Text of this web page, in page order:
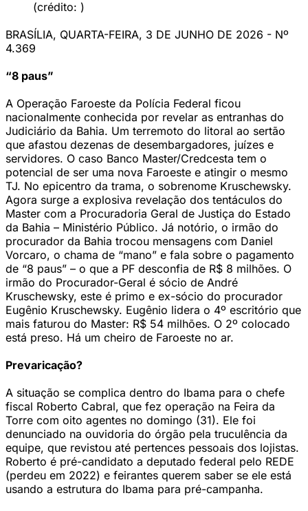
(crédito: )
BRASÍLIA, QUARTA-FEIRA, 3 DE JUNHO DE 2026 - Nº
4.369
“8 paus”
A Operação Faroeste da Polícia Federal ficou
nacionalmente conhecida por revelar as entranhas do
Judiciário da Bahia. Um terremoto do litoral ao sertão
que afastou dezenas de desembargadores, juízes e
servidores. O caso Banco Master/Credcesta tem o
potencial de ser uma nova Faroeste e atingir o mesmo
TJ. No epicentro da trama, o sobrenome Kruschewsky.
Agora surge a explosiva revelação dos tentáculos do
Master com a Procuradoria Geral de Justiça do Estado
da Bahia – Ministério Público. Já notório, o irmão do
procurador da Bahia trocou mensagens com Daniel
Vorcaro, o chama de “mano” e fala sobre o pagamento
de “8 paus” – o que a PF desconfia de R$ 8 milhões. O
irmão do Procurador-Geral é sócio de André
Kruschewsky, este é primo e ex-sócio do procurador
Eugênio Kruschewsky. Eugênio lidera o 4º escritório que
mais faturou do Master: R$ 54 milhões. O 2º colocado
está preso. Há um cheiro de Faroeste no ar.
Prevaricação?
A situação se complica dentro do Ibama para o chefe
fiscal Roberto Cabral, que fez operação na Feira da
Torre com oito agentes no domingo (31). Ele foi
denunciado na ouvidoria do órgão pela truculência da
equipe, que revistou até pertences pessoais dos lojistas.
Roberto é pré-candidato a deputado federal pelo REDE
(perdeu em 2022) e feirantes querem saber se ele está
usando a estrutura do Ibama para pré-campanha.